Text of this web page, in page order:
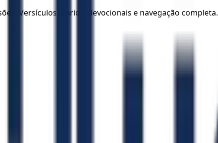
Versículos diários, devocionais e navegação completa.